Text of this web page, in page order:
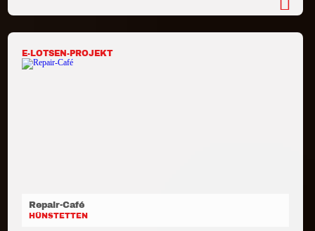
E-LOTSEN-PROJEKT
Repair-Café
HÜNSTETTEN